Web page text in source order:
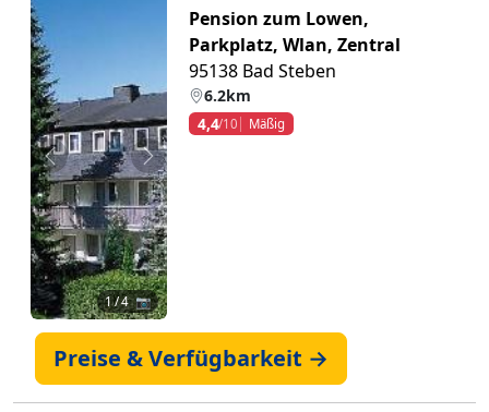
Zurück Weiter
1/ 4 📷
Pension zum Lowen,
Parkplatz, Wlan, Zentral
95138 Bad Steben
6.2km
4,4/10 Mäßig
Preise & Verfügbarkeit →